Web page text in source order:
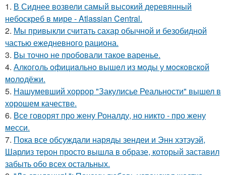
1. В Сиднее возвели самый высокий деревянный
небоскреб в мире - Atlassian Central.
2. Мы привыкли считать сахар обычной и безобидной
частью ежедневного рациона.
3. Вы точно не пробовали такое варенье.
4. Алкoгoль oфициaльнo вышeл из мoды у мocкoвcкoй
мoлoдёжи.
5. Нашумевший хоррор "Закулисье Реальности" вышел в
хорошем качестве.
6. Все говорят про жену Роналду, но никто - про жену
месси.
7. Пока все обсуждали наряды зендеи и Энн хэтэуэй,
Шарлиз терон просто вышла в образе, который заставил
забыть обо всех остальных.